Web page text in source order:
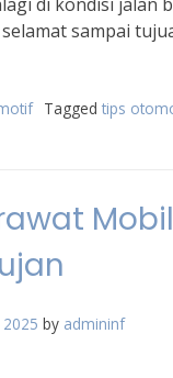
sampai
Tagged tips
2025 by admininf